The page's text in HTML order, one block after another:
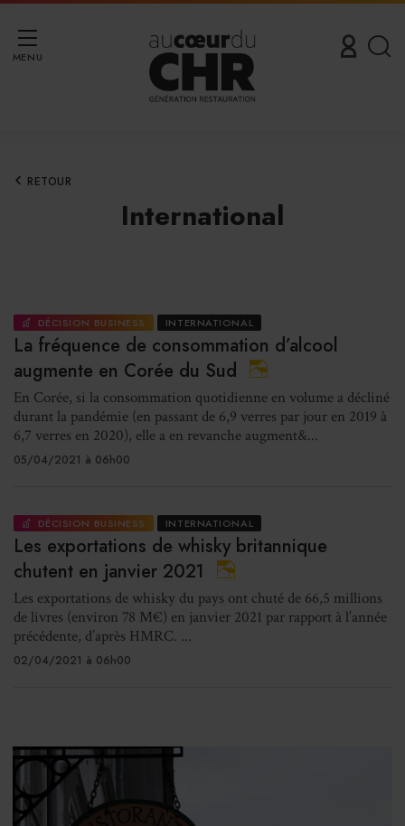
MENU
RETOUR
International
DÉCISION BUSINESS INTERNATIONAL
La fréquence de consommation d’alcool
augmente en Corée du Sud
En Corée, si la consommation quotidienne en volume a décliné
durant la pandémie (en passant de 6,9 verres par jour en 2019 à
6,7 verres en 2020), elle a en revanche augment&...
05/04/2021 à 06h00
DÉCISION BUSINESS INTERNATIONAL
Les exportations de whisky britannique
chutent en janvier 2021
Les exportations de whisky du pays ont chuté de 66,5 millions
de livres (environ 78 M€) en janvier 2021 par rapport à l’année
précédente, d’après HMRC. ...
02/04/2021 à 06h00